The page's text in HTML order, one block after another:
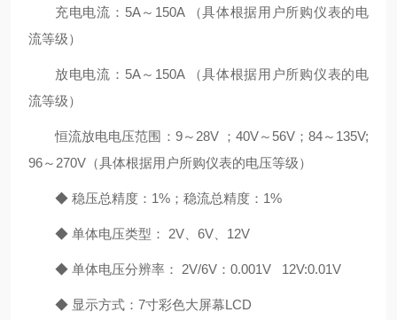
充电电流：5A～150A （具体根据用户所购仪表的电
流等级）
放电电流：5A～150A （具体根据用户所购仪表的电
流等级）
恒流放电电压范围：9～28V ；40V～56V；84～135V;
96～270V（具体根据用户所购仪表的电压等级）
◆ 稳压总精度：1%；稳流总精度：1%
◆ 单体电压类型： 2V、6V、12V
◆ 单体电压分辨率： 2V/6V：0.001V 12V:0.01V
◆ 显示方式：7寸彩色大屏幕LCD